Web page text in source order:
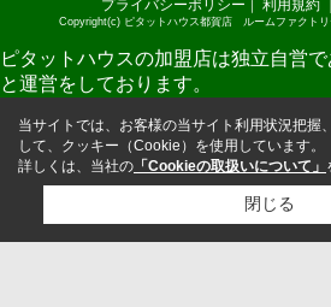
プライバシーポリシー 利用規約
Copyright(c) ピタットハウス都賀店 ルームファクト
ピタットハウスの加盟店は独立自営
と運営をしております。
当サイトでは、お客様の当サイト利用状況把握
して、クッキー（Cookie）を使用しています。
詳しくは、当社の 「Cookieの取扱いについて」
閉じる